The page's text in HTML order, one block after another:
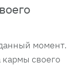
момент.
своего